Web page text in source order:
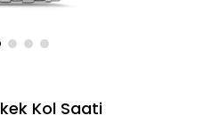
Kol Saati